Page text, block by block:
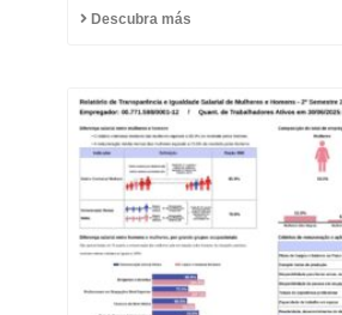
industrias más
Descubra más